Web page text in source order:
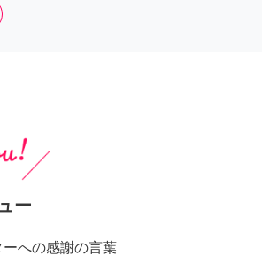
ー
への感謝の言葉